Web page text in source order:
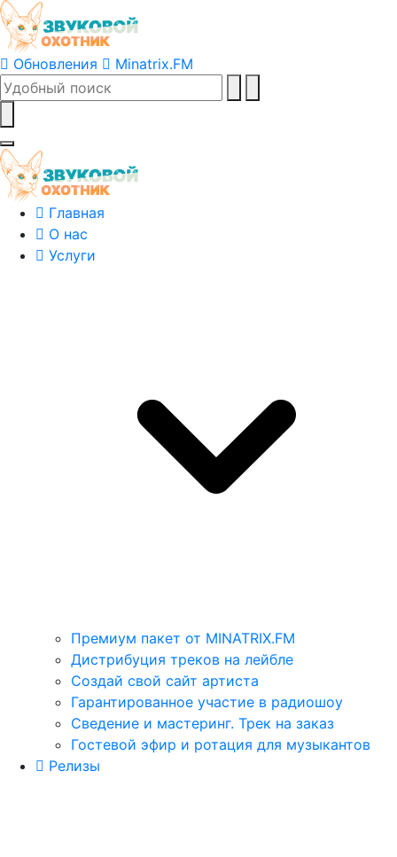
Обновления Minatrix.FM
Главная
О нас
Услуги
Премиум пакет от MINATRIX.FM
Дистрибуция треков на лейбле
Создай свой сайт артиста
Гарантированное участие в радиошоу
Сведение и мастеринг. Трек на заказ
Гостевой эфир и ротация для музыкантов
Релизы